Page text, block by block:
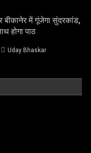
बीकानेर में गूंजेगा सुंदरकांड,
होगा पाठ
Uday Bhaskar